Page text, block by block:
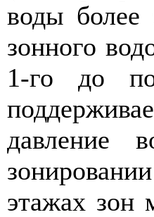
воды более
зонного
1-го до
этажах зон